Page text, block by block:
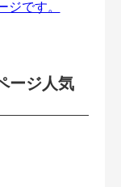
ージ人気